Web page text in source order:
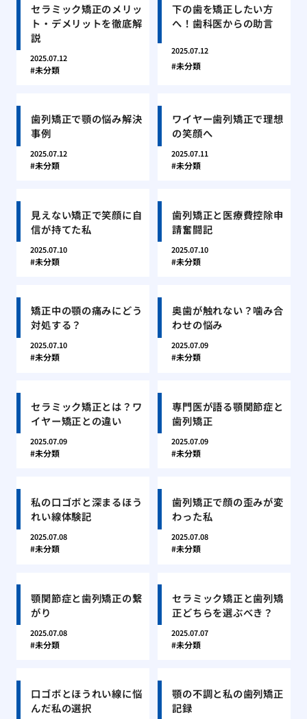
セラミック矯正のメリッ
ト・デメリットを徹底解
説
2025.07.12
未分類
下の歯を矯正したい方
へ！歯科医からの助言
2025.07.12
未分類
歯列矯正で顎の悩み解決
事例
2025.07.12
未分類
ワイヤー歯列矯正で理想
の笑顔へ
2025.07.11
未分類
見えない矯正で笑顔に自
信が持てた私
2025.07.10
未分類
歯列矯正と医療費控除申
請奮闘記
2025.07.10
未分類
矯正中の顎の痛みにどう
対処する？
2025.07.10
未分類
奥歯が触れない？噛み合
わせの悩み
2025.07.09
未分類
セラミック矯正とは？ワ
イヤー矯正との違い
2025.07.09
未分類
専門医が語る顎関節症と
歯列矯正
2025.07.09
未分類
私の口ゴボと深まるほう
れい線体験記
2025.07.08
未分類
歯列矯正で顔の歪みが変
わった私
2025.07.08
未分類
顎関節症と歯列矯正の繋
がり
2025.07.08
未分類
セラミック矯正と歯列矯
正どちらを選ぶべき？
2025.07.07
未分類
口ゴボとほうれい線に悩
んだ私の選択
顎の不調と私の歯列矯正
記録